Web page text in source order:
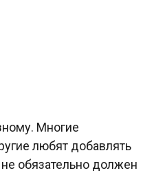
Многие
любят добавлять
обязательно должен